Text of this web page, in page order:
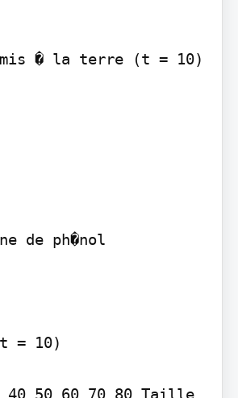
mis � la terre (t = 10)
de ph�nol
= 10)
40 50 60 70 80 Taille